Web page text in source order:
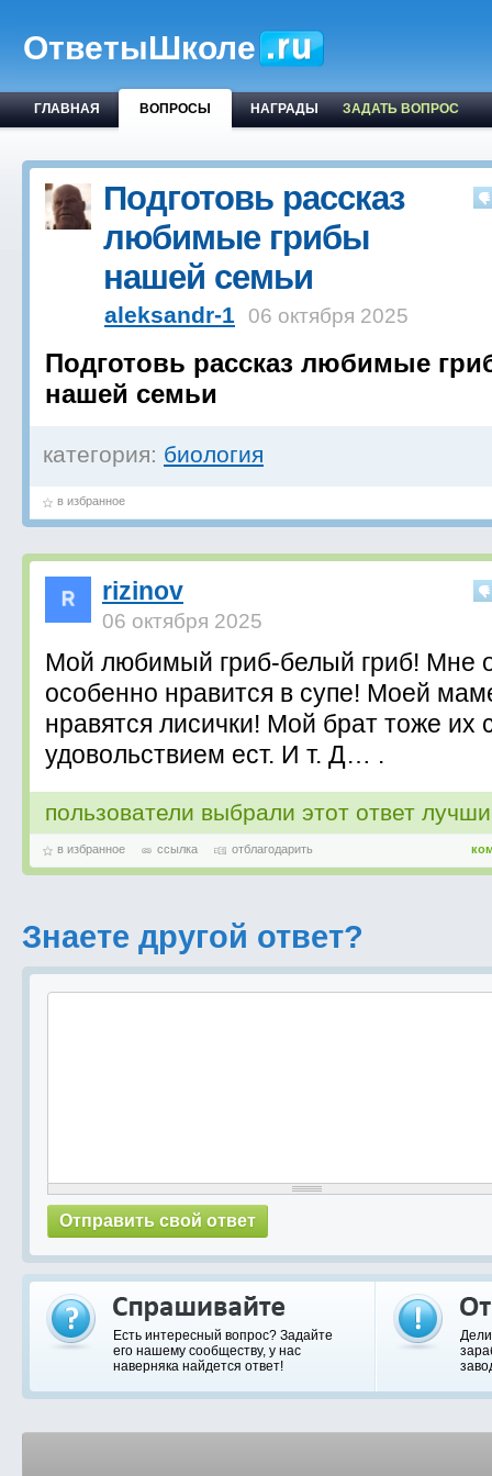
ОтветыШколе
ГЛАВНАЯ ВОПРОСЫ НАГРАДЫ ЗАДАТЬ ВОПРОС
Подготовь рассказ
любимые грибы
нашей семьи
aleksandr-1 06 октября 2025
Подготовь рассказ любимые
нашей семьи
категория: биология
в избранное
rizinov
06 октября 2025
Мой любимый гриб-белый гриб! Мне
особенно нравится в супе! Моей
нравятся лисички! Мой брат тоже их
удовольствием ест. И т. Д… .
пользователи выбрали этот ответ
в избранное ссылка отблагодарить
Знаете другой ответ?
Есть интересный вопрос? Задайте
его нашему сообществу, у нас
наверняка найдется ответ!